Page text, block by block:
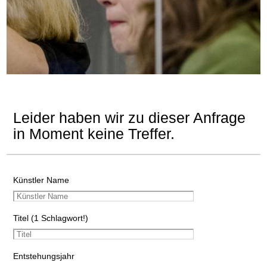
Leider haben wir zu dieser Anfrage
in Moment keine Treffer.
Künstler Name
Titel (1 Schlagwort!)
Entstehungsjahr